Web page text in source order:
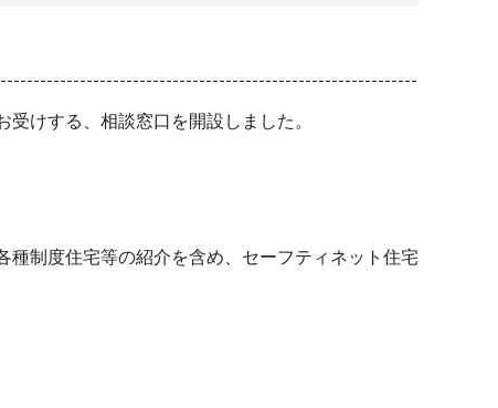
けする、相談窓口を開設しました。
制度住宅等の紹介を含め、セーフティネット住宅